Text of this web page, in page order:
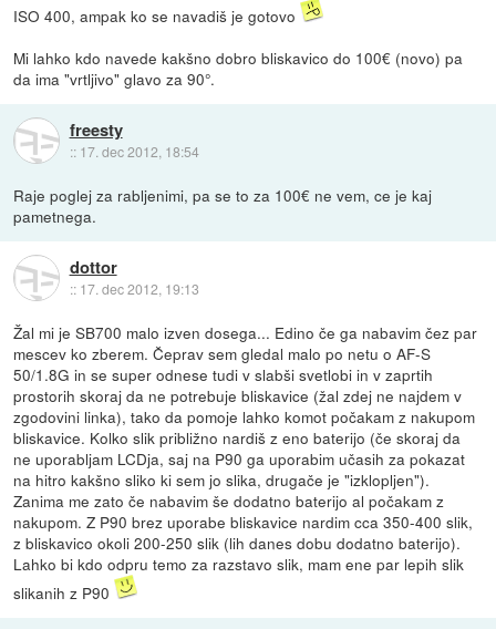
ISO 400, ampak ko se navadiš je gotovo
Mi lahko kdo navede kakšno dobro bliskavico do 100€ (novo) pa
da ima "vrtljivo" glavo za 90°.
freesty
:: 17. dec 2012, 18:54
Raje poglej za rabljenimi, pa se to za 100€ ne vem, ce je kaj
pametnega.
dottor
:: 17. dec 2012, 19:13
Žal mi je SB700 malo izven dosega... Edino če ga nabavim čez par
mescev ko zberem. Čeprav sem gledal malo po netu o AF-S
50/1.8G in se super odnese tudi v slabši svetlobi in v zaprtih
prostorih skoraj da ne potrebuje bliskavice (žal zdej ne najdem v
zgodovini linka), tako da pomoje lahko komot počakam z nakupom
bliskavice. Kolko slik približno nardiš z eno baterijo (če skoraj da
ne uporabljam LCDja, saj na P90 ga uporabim učasih za pokazat
na hitro kakšno sliko ki sem jo slika, drugače je "izklopljen").
Zanima me zato če nabavim še dodatno baterijo al počakam z
nakupom. Z P90 brez uporabe bliskavice nardim cca 350-400 slik,
z bliskavico okoli 200-250 slik (lih danes dobu dodatno baterijo).
Lahko bi kdo odpru temo za razstavo slik, mam ene par lepih slik
slikanih z P90